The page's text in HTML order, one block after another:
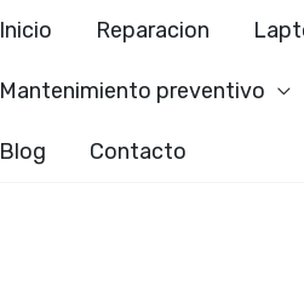
Inicio Reparacion
Mantenimiento preventivo
Blog Contacto